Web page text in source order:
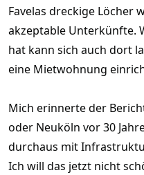
Favelas dreckige Löcher
akzeptable Unterkünfte.
hat kann sich auch dort
eine Mietwohnung
Mich erinnerte der
oder Neuköln vor 30
durchaus mit
Ich will das jetzt nicht